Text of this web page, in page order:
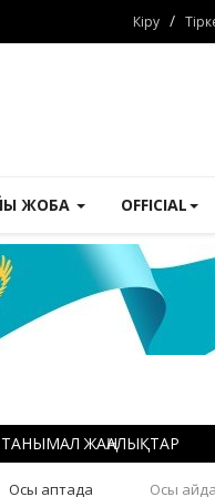
Кіру /
ЖОБА OFFICIAL
ТАНЫМАЛ ЖАҢАЛЫҚТАР
Осы аптада Осы айда